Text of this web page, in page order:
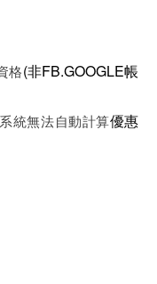
格(非FB.GOOGLE帳
統無法自動計算優惠